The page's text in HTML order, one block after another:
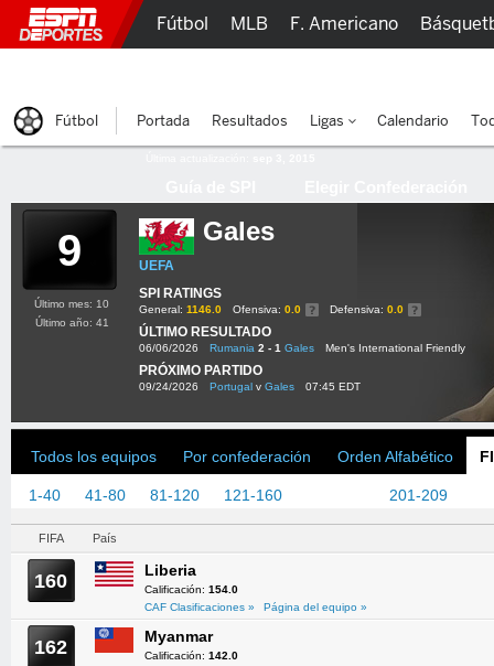
9 Gales
UEFA
SPI RATINGS
General: 1146.0 Ofensiva: 0.0 Defensiva: 0.0
ÚLTIMO RESULTADO
06/06/2026 Rumania 2 - 1 Gales Men's International Friendly
PRÓXIMO PARTIDO
09/24/2026 Portugal v Gales 07:45 EDT
Último mes: 10
Último año: 41
Todos los equipos Por confederación Orden Alfabético
1-40 41-80 81-120 121-160 201-209
FIFA País
160 Liberia
Calificación: 154.0
CAF Clasificaciones »
Página del equipo »
162 Myanmar
Calificación: 142.0
Fútbol MLB F. Americano
Fútbol Portada Resultados Ligas Calendario